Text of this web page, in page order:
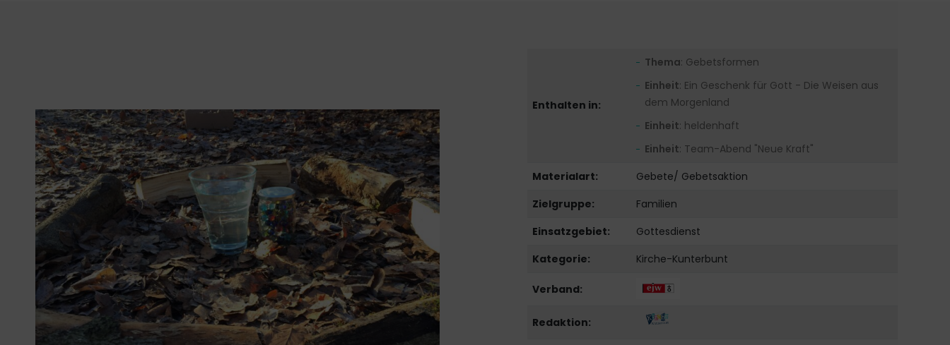
Enthalten in:
Thema: Gebetsformen
Einheit: Ein Geschenk für Gott - Die Weisen aus
dem Morgenland
Einheit: heldenhaft
Einheit: Team-Abend "Neue Kraft"
Materialart:
Gebete/ Gebetsaktion
Zielgruppe:
Familien
Einsatzgebiet:
Gottesdienst
Kategorie:
Kirche-Kunterbunt
Verband:
Redaktion: